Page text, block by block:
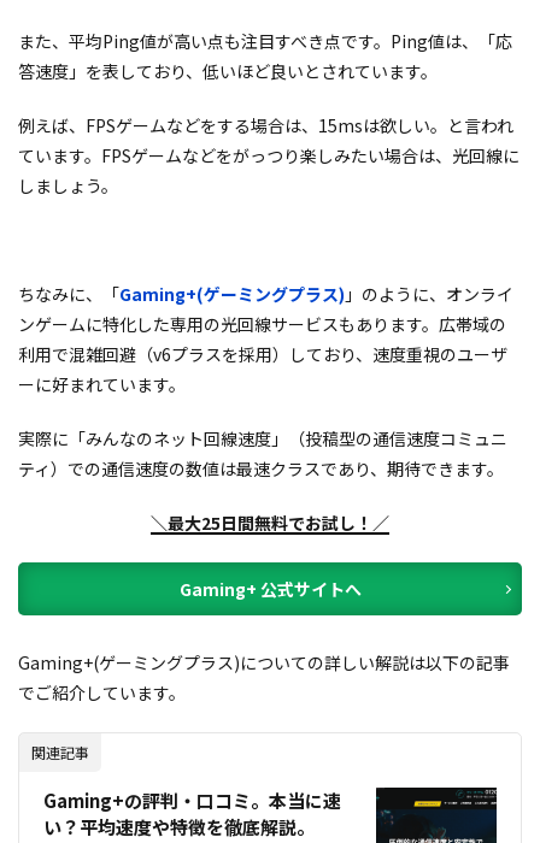
また、平均Ping値が高い点も注目すべき点です。Ping値は、「応
答速度」を表しており、低いほど良いとされています。
例えば、FPSゲームなどをする場合は、15msは欲しい。と言われ
ています。FPSゲームなどをがっつり楽しみたい場合は、光回線に
しましょう。
ちなみに、「Gaming+(ゲーミングプラス) 」のように、オンライ
ンゲームに特化した専用の光回線サービスもあります。広帯域の
利用で混雑回避（v6プラスを採用）しており、速度重視のユーザ
ーに好まれています。
実際に「みんなのネット回線速度」（投稿型の通信速度コミュニ
ティ）での通信速度の数値は最速クラスであり、期待できます。
＼最大25日間無料でお試し！／
Gaming+ 公式サイトへ
Gaming+(ゲーミングプラス)についての詳しい解説は以下の記事
でご紹介しています。
関連記事
Gaming+の評判・口コミ。本当に速
い？平均速度や特徴を徹底解説。